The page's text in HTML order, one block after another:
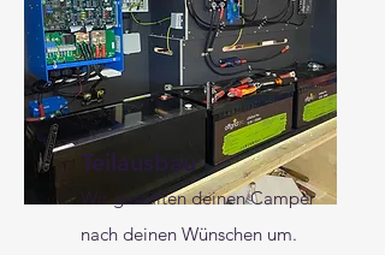
Teilausbau
Wir gestalten deinen Camper
nach deinen Wünschen um.